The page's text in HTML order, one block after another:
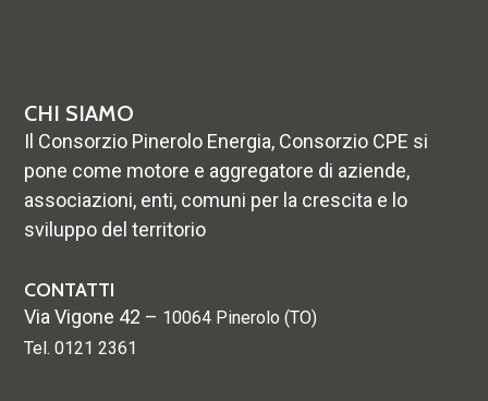
CHI SIAMO
Il Consorzio Pinerolo Energia, Consorzio CPE si
pone come motore e aggregatore di aziende,
associazioni, enti, comuni per la crescita e lo
sviluppo del territorio
CONTATTI
Via Vigone 42 – 10064 Pinerolo (TO)
Tel. 0121 2361